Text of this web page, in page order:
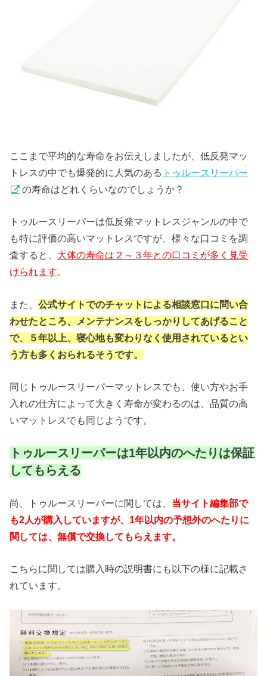
ここまで平均的な寿命をお伝えしましたが、低反発マッ
トレスの中でも爆発的に人気のある トゥルースリーパー
の寿命はどれくらいなのでしょうか？
トゥルースリーパーは低反発マットレスジャンルの中で
も特に評価の高いマットレスですが、様々な口コミを調
査すると、 大体の寿命は２～３年との口コミが多く見受
けられます。
また、公式サイトでのチャットによる相談窓口に問い合
わせたところ、メンテナンスをしっかりしてあげること
で、５年以上、寝心地も変わりなく使用されているとい
う方も多くおられるそうです。
同じトゥルースリーパーマットレスでも、使い方やお手
入れの仕方によって大きく寿命が変わるのは、品質の高
いマットレスでも同じようです。
トゥルースリーパーは1年以内のへたりは保証
してもらえる
尚、トゥルースリーパーに関しては、 当サイト編集部で
も2人が購入していますが、1年以内の予想外のへたりに
関しては、無償で交換してもらえます。
こちらに関しては購入時の説明書にも以下の様に記載さ
れています。